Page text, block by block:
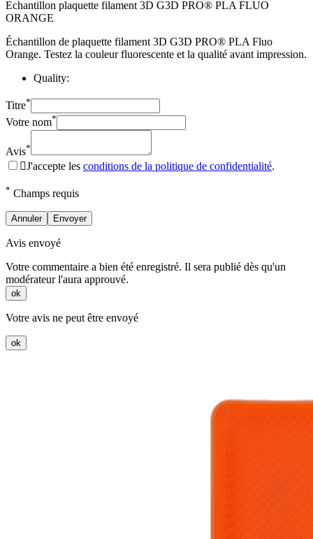
Echantillon plaquette filament 3D G3D PRO® PLA FLUO
ORANGE
Échantillon de plaquette filament 3D G3D PRO® PLA Fluo
Orange. Testez la couleur fluorescente et la qualité avant impression.
Quality:
Titre*
Votre nom*
Avis*
J'accepte les conditions de la politique de confidentialité.
* Champs requis
Annuler Envoyer
Avis envoyé
Votre commentaire a bien été enregistré. Il sera publié dès qu'un
modérateur l'aura approuvé.
ok
Votre avis ne peut être envoyé
ok